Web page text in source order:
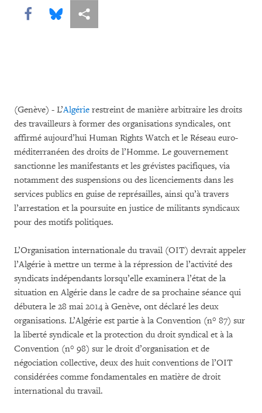
Share this via Facebook
Share this via Bluesky
Share this via Partagez
(Genève) - L’Algérie restreint de manière arbitraire les droits
des travailleurs à former des organisations syndicales, ont
affirmé aujourd’hui Human Rights Watch et le Réseau euro-
méditerranéen des droits de l’Homme. Le gouvernement
sanctionne les manifestants et les grévistes pacifiques, via
notamment des suspensions ou des licenciements dans les
services publics en guise de représailles, ainsi qu’à travers
l’arrestation et la poursuite en justice de militants syndicaux
pour des motifs politiques.
L’Organisation internationale du travail (OIT) devrait appeler
l’Algérie à mettre un terme à la répression de l’activité des
syndicats indépendants lorsqu’elle examinera l’état de la
situation en Algérie dans le cadre de sa prochaine séance qui
débutera le 28 mai 2014 à Genève, ont déclaré les deux
organisations. L’Algérie est partie à la Convention (n° 87) sur
la liberté syndicale et la protection du droit syndical et à la
Convention (n° 98) sur le droit d’organisation et de
négociation collective, deux des huit conventions de l’OIT
considérées comme fondamentales en matière de droit
international du travail.